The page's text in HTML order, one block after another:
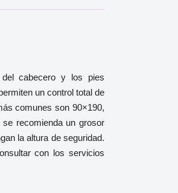
cabecero y los pies
un control total de
comunes son 90×190,
recomienda un grosor
la altura de seguridad.
con los servicios